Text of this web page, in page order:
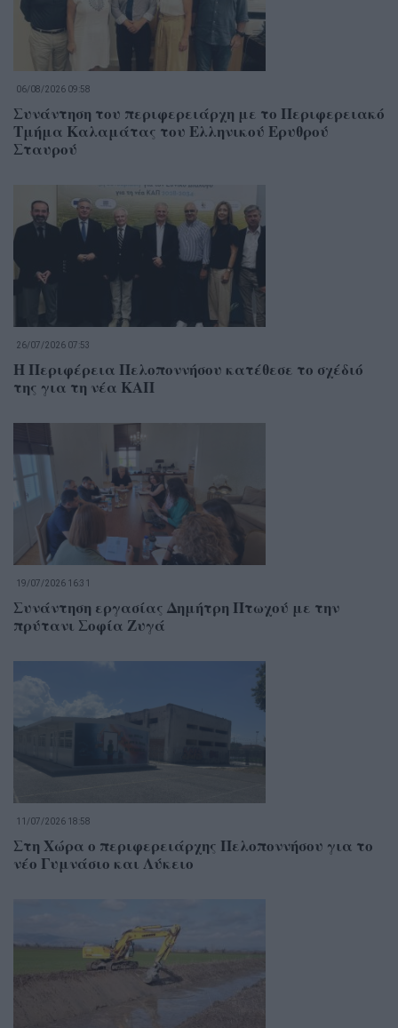
06/08/2026 09:58
Συνάντηση του περιφερειάρχη με το Περιφερειακό
Τμήμα Καλαμάτας του Ελληνικού Ερυθρού
Σταυρού
26/07/2026 07:53
Η Περιφέρεια Πελοποννήσου κατέθεσε το σχέδιό
της για τη νέα ΚΑΠ
19/07/2026 16:31
Συνάντηση εργασίας Δημήτρη Πτωχού με την
πρύτανι Σοφία Ζυγά
11/07/2026 18:58
Στη Χώρα ο περιφερειάρχης Πελοποννήσου για το
νέο Γυμνάσιο και Λύκειο